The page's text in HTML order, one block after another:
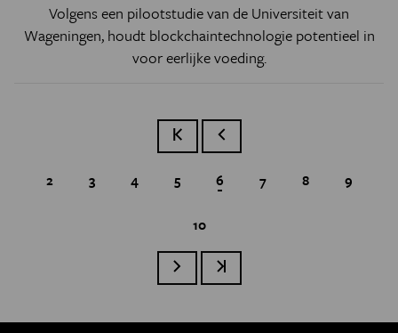
Volgens een pilootstudie van de Universiteit van
Wageningen, houdt blockchaintechnologie potentieel in
voor eerlijke voeding.
Paginatie
Eerste paginaVorige pagina
Page
2 Page
3 Page
4 Page
5 Huidige pagina
6 Page
7 Page
8 Page
9
Page
10
Volgende paginaLaatste pagina